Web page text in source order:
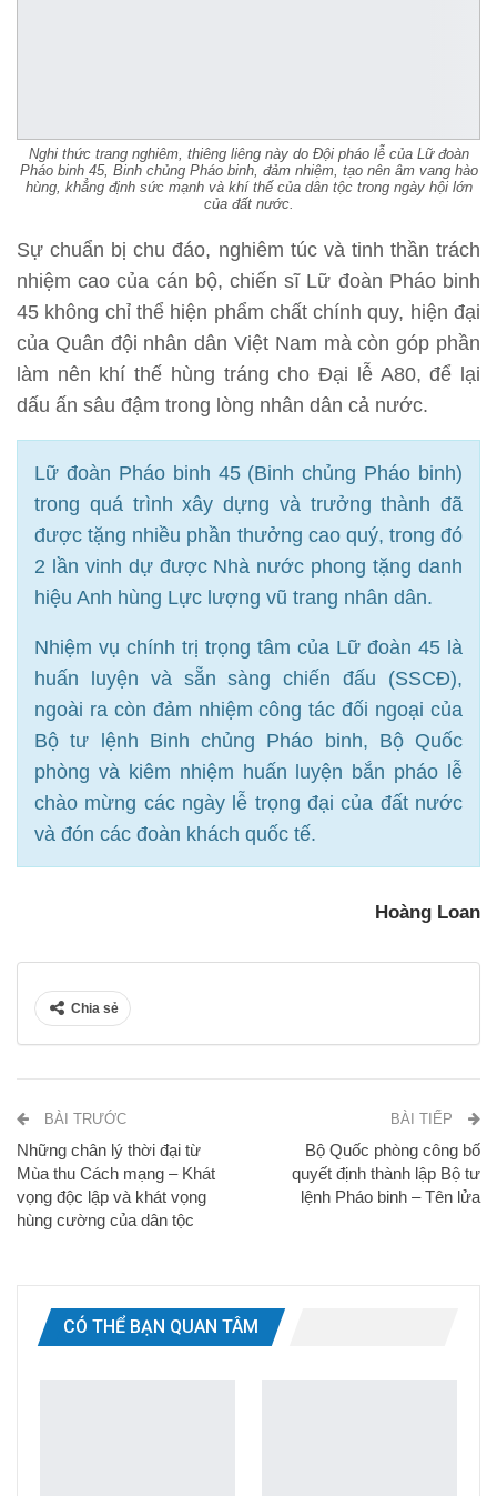
Nghi thức trang nghiêm, thiêng liêng này do Đội pháo lễ của Lữ đoàn
Pháo binh 45, Binh chủng Pháo binh, đảm nhiệm, tạo nên âm vang hào
hùng, khẳng định sức mạnh và khí thế của dân tộc trong ngày hội lớn
của đất nước.
Sự chuẩn bị chu đáo, nghiêm túc và tinh thần trách
nhiệm cao của cán bộ, chiến sĩ Lữ đoàn Pháo binh
45 không chỉ thể hiện phẩm chất chính quy, hiện đại
của Quân đội nhân dân Việt Nam mà còn góp phần
làm nên khí thế hùng tráng cho Đại lễ A80, để lại
dấu ấn sâu đậm trong lòng nhân dân cả nước.
Lữ đoàn Pháo binh 45 (Binh chủng Pháo binh)
trong quá trình xây dựng và trưởng thành đã
được tặng nhiều phần thưởng cao quý, trong đó
2 lần vinh dự được Nhà nước phong tặng danh
hiệu Anh hùng Lực lượng vũ trang nhân dân.
Nhiệm vụ chính trị trọng tâm của Lữ đoàn 45 là
huấn luyện và sẵn sàng chiến đấu (SSCĐ),
ngoài ra còn đảm nhiệm công tác đối ngoại của
Bộ tư lệnh Binh chủng Pháo binh, Bộ Quốc
phòng và kiêm nhiệm huấn luyện bắn pháo lễ
chào mừng các ngày lễ trọng đại của đất nước
và đón các đoàn khách quốc tế.
Hoàng Loan
Chia sẻ
BÀI TRƯỚC
Những chân lý thời đại từ
Mùa thu Cách mạng – Khát
vọng độc lập và khát vọng
hùng cường của dân tộc
BÀI TIẾP
Bộ Quốc phòng công bố
quyết định thành lập Bộ tư
lệnh Pháo binh – Tên lửa
CÓ THỂ BẠN QUAN TÂM